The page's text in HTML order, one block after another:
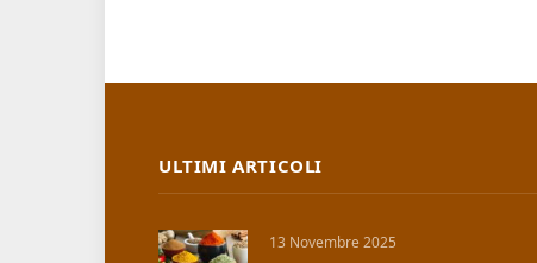
ULTIMI ARTICOLI
13 Novembre 2025